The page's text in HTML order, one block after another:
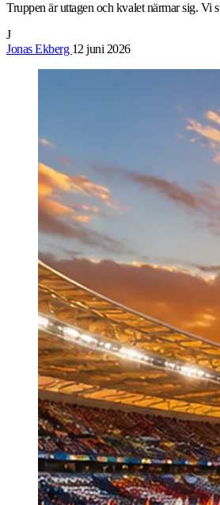
Truppen är uttagen och kvalet närmar sig. Vi
J
Jonas Ekberg 12 juni 2026